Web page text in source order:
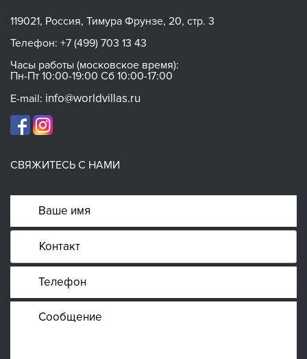
119021, Россия, Тимура Фрунзе, 20, стр. 3
Телефон: +7 (499) 703 13 43
Часы работы (московское время):
Пн-Пт 10:00-19:00 Сб 10:00-17:00
E-mail: info@worldvillas.ru
СВЯЖИТЕСЬ С НАМИ